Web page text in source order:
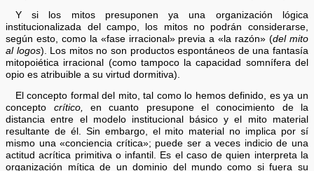
Y si los mitos presuponen ya una organización lógica
institucionalizada del campo, los mitos no podrán considerarse,
según esto, como la «fase irracional» previa a «la razón» (del mito
al logos). Los mitos no son productos espontáneos de una fantasía
mitopoiética irracional (como tampoco la capacidad somnífera del
opio es atribuible a su virtud dormitiva).
El concepto formal del mito, tal como lo hemos definido, es ya un
concepto crítico, en cuanto presupone el conocimiento de la
distancia entre el modelo institucional básico y el mito material
resultante de él. Sin embargo, el mito material no implica por sí
mismo una «conciencia crítica»; puede ser a veces indicio de una
actitud acrítica primitiva o infantil. Es el caso de quien interpreta la
organización mítica de un dominio del mundo como si fuera su